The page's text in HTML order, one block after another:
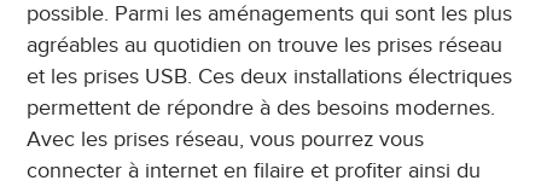
possible. Parmi les aménagements qui sont les plus
agréables au quotidien on trouve les prises réseau
et les prises USB. Ces deux installations électriques
permettent de répondre à des besoins modernes.
Avec les prises réseau, vous pourrez vous
connecter à internet en filaire et profiter ainsi du